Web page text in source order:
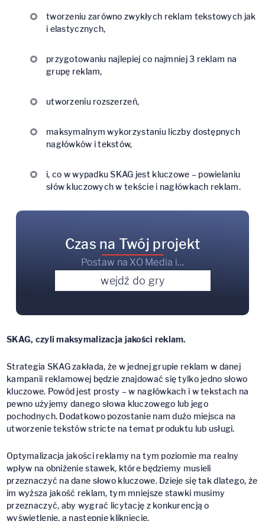
tworzeniu zarówno zwykłych reklam tekstowych jak
i elastycznych,
przygotowaniu najlepiej co najmniej 3 reklam na
grupę reklam,
utworzeniu rozszerzeń,
maksymalnym wykorzystaniu liczby dostępnych
nagłówków i tekstów,
i, co w wypadku SKAG jest kluczowe – powielaniu
słów kluczowych w tekście i nagłówkach reklam.
Czas na Twój projekt
Postaw na XO Media i…
wejdź do gry
SKAG, czyli maksymalizacja jakości reklam.
Strategia SKAG zakłada, że w jednej grupie reklam w danej
kampanii reklamowej będzie znajdować się tylko jedno słowo
kluczowe. Powód jest prosty – w nagłówkach i w tekstach na
pewno użyjemy danego słowa kluczowego lub jego
pochodnych. Dodatkowo pozostanie nam dużo miejsca na
utworzenie tekstów stricte na temat produktu lub usługi.
Optymalizacja jakości reklamy na tym poziomie ma realny
wpływ na obniżenie stawek, które będziemy musieli
przeznaczyć na dane słowo kluczowe. Dzieje się tak dlatego, że
im wyższa jakość reklam, tym mniejsze stawki musimy
przeznaczyć, aby wygrać licytację z konkurencją o
wyświetlenie, a następnie kliknięcie.